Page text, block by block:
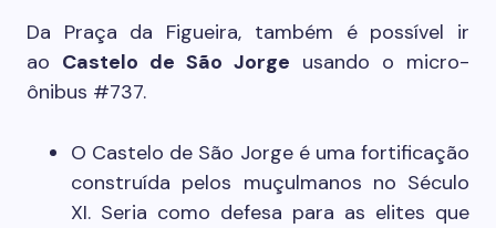
Da Praça da Figueira, também é possível ir
ao Castelo de São Jorge usando o micro-
ônibus #737.
O Castelo de São Jorge é uma fortificação
construída pelos muçulmanos no Século
XI. Seria como defesa para as elites que